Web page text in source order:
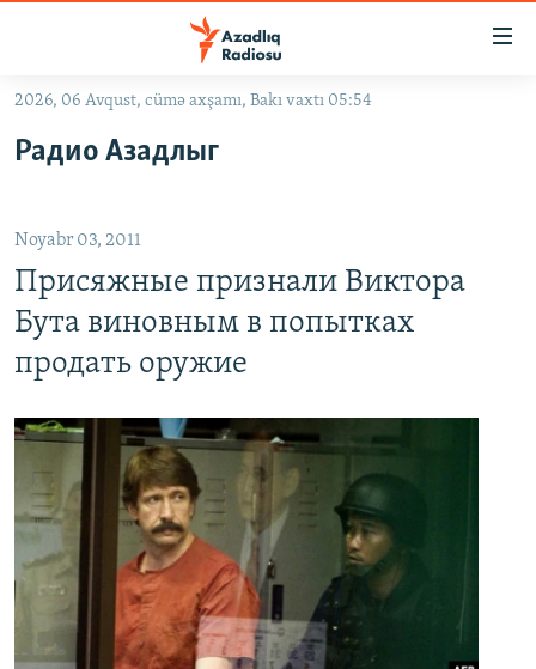
Əsas
qayıt
qayıt
Axtarışa
keç
#İZAHLA
#ƏSLINDƏ
FƏRQƏ BAX
QANUNI DOĞRU
ARAŞDIRMA
MULTIMEDIA
FOTOQALEREYA
İNFOQRAFIKA
RADIO ARXIV
OXU ZALI
AZƏRBAYCAN ƏDƏBIYYATI KITABXANASI
İSLAM VƏ DEMOKRATIYA
İZ - MƏDƏNIYYƏT PROQRAMI
HAQQIMIZDA
MISSIYAMIZ
PEŞƏ ETIKASI VƏ JURNALISTIKA STANDARTLARIMIZ
MATERIALLARIMIZDAN ISTIFADƏ
BIZI IZLƏ
2026, 06 Avqust, cümə axşamı, Bakı vaxtı 05:54
Радио Азадлыг
Noyabr 03, 2011
Присяжные признали Виктора
Бута виновным в попытках
продать оружие